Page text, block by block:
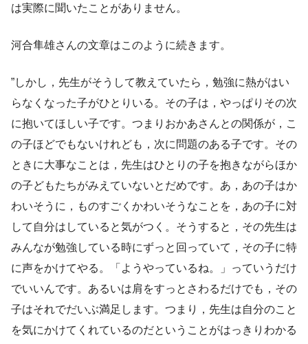
は実際に聞いたことがありません。
河合隼雄さんの文章はこのように続きます。
”しかし，先生がそうして教えていたら，勉強に熱がはい
らなくなった子がひとりいる。その子は，やっぱりその次
に抱いてほしい子です。つまりおかあさんとの関係が，こ
の子ほどでもないけれども，次に問題のある子です。その
ときに大事なことは，先生はひとりの子を抱きながらほか
の子どもたちがみえていないとだめです。あ，あの子はか
わいそうに，ものすごくかわいそうなことを，あの子に対
して自分はしていると気がつく。そうすると，その先生は
みんなが勉強している時にずっと回っていて，その子に特
に声をかけてやる。「ようやっているね。」っていうだけ
でいいんです。あるいは肩をすっとさわるだけでも，その
子はそれでだいぶ満足します。つまり，先生は自分のこと
を気にかけてくれているのだということがはっきりわかる